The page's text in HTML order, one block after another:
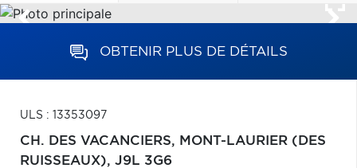
OBTENIR PLUS DE DÉTAILS
ULS : 13353097
CH. DES VACANCIERS, MONT-LAURIER (DES
RUISSEAUX), J9L 3G6